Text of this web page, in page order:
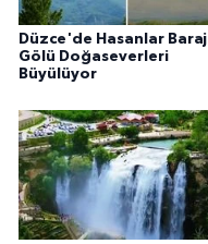
Düzce'de Hasanlar Baraj
Gölü Doğaseverleri
Büyülüyor